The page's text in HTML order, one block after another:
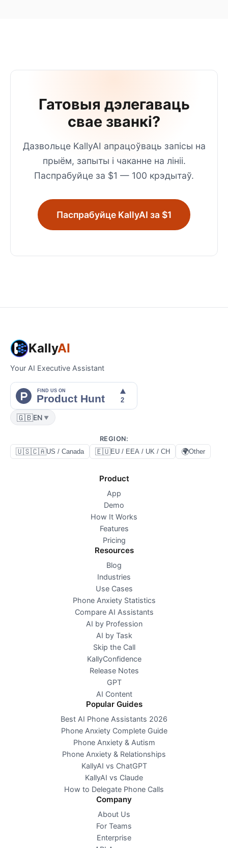
Гатовыя дэлегаваць
свае званкі?
Дазвольце KallyAI апрацоўваць запісы на
прыём, запыты і чаканне на лініі.
Паспрабуйце за $1 — 100 крэдытаў.
Паспрабуйце KallyAI за $1
KallyAI
Your AI Executive Assistant
🇬🇧EN ▼
REGION:
🇺🇸🇨🇦US / Canada 🇪🇺EU / EEA / UK / CH 🌍Other
Product
App
Demo
How It Works
Features
Pricing
Resources
Blog
Industries
Use Cases
Phone Anxiety Statistics
Compare AI Assistants
AI by Profession
AI by Task
Skip the Call
KallyConfidence
Release Notes
GPT
AI Content
Popular Guides
Best AI Phone Assistants 2026
Phone Anxiety Complete Guide
Phone Anxiety & Autism
Phone Anxiety & Relationships
KallyAI vs ChatGPT
KallyAI vs Claude
How to Delegate Phone Calls
Company
About Us
For Teams
Enterprise